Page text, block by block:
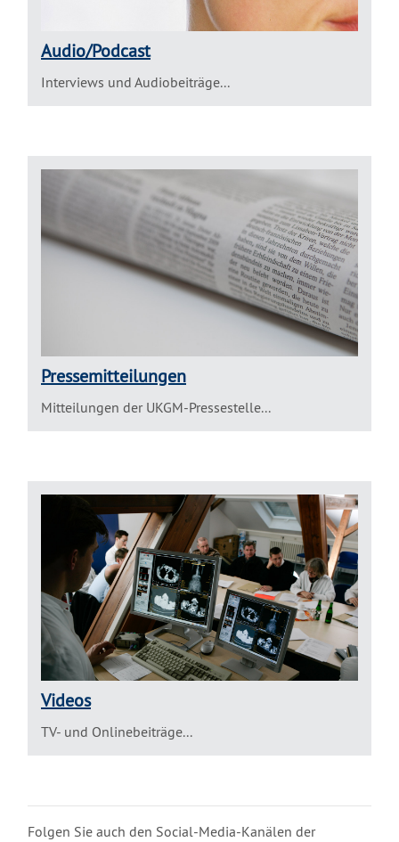
Audio/Podcast
Interviews und Audiobeiträge...
Pressemitteilungen
Mitteilungen der UKGM-Pressestelle...
Videos
TV- und Onlinebeiträge...
Folgen Sie auch den Social-Media-Kanälen der